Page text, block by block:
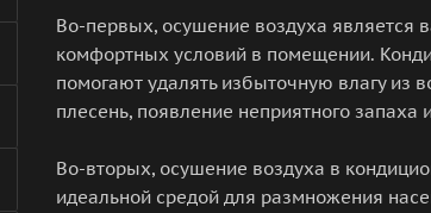
Во-первых, осушение воздуха является
комфортных условий в помещении.
помогают удалять избыточную влагу из
плесень, появление неприятного запаха
Во-вторых, осушение воздуха в
идеальной средой для размножения